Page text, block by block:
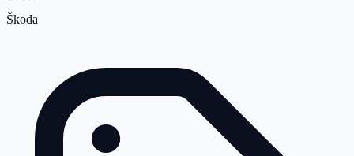
Škoda